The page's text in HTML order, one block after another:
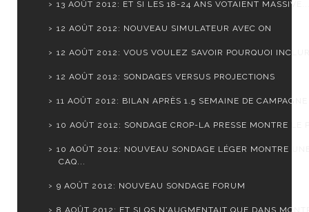
13 AOÛT 2012: ET SI LES 18-24 ANS VOTAIENT
12 AOÛT 2012: NOUVEAU SIMULATEUR AVEC ON
12 AOÛT 2012: VOUS VOULEZ SAVOIR POURQUOI
12 AOÛT 2012: SONDAGES VERSUS PROJECTIONS
11 AOÛT 2012: BILAN APRÈS 1.5 SEMAINE DE CAMPAGNE
10 AOÛT 2012: SONDAGE CROP-LA PRESSE MONTRE LE
10 AOÛT 2012: NOUVEAU SONDAGE LÉGER MONTRE
CAQ...
9 AOÛT 2012: NOUVEAU SONDAGE FORUM
8 AOÛT 2012: ET SI QS N'AUGMENTAIT QUE DANS